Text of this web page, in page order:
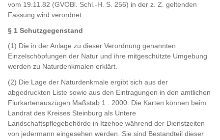
vom 19.11.82 (GVOBl. Schl.-H. S. 256) in der z. Z. geltenden
Fassung wird verordnet:
§ 1 Schutzgegenstand
(1) Die in der Anlage zu dieser Verordnung genannten
Einzelschöpfungen der Natur und ihre mitgeschützte Umgebung
werden zu Naturdenkmalen erklärt.
(2) Die Lage der Naturdenkmale ergibt sich aus der
abgedruckten Liste sowie aus den Eintragungen in den amtlichen
Flurkartenauszügen Maßstab 1 : 2000. Die Karten können beim
Landrat des Kreises Steinburg als Untere
Landschaftspflegebehörde in Itzehoe während der Dienstzeiten
von jedermann eingesehen werden. Sie sind Bestandteil dieser